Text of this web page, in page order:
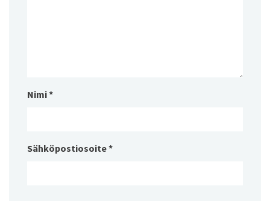
Nimi*
Sähköpostiosoite*